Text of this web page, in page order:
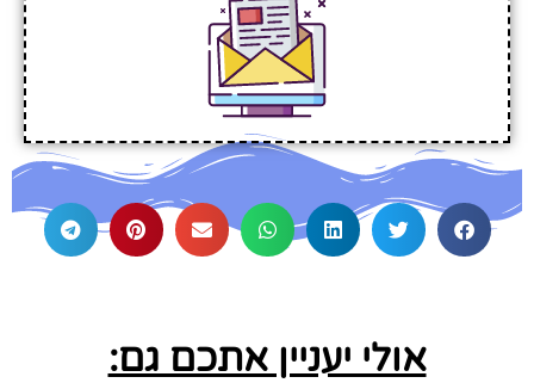
אולי יעניין אתכם גם: